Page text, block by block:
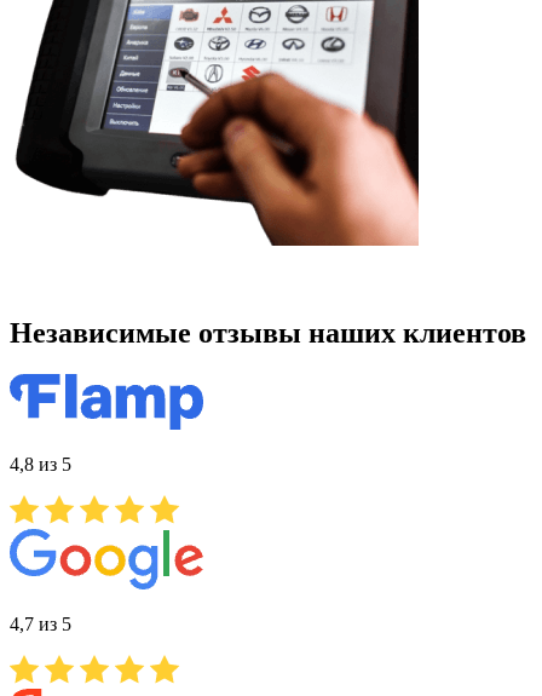
Независимые отзывы наших клиентов
4,8 из 5
4,7 из 5